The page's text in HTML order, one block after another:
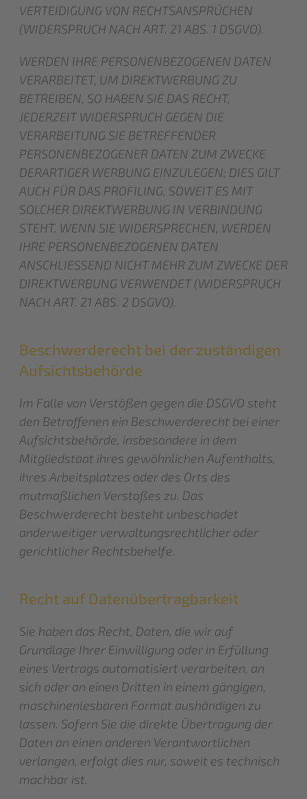
VERTEIDIGUNG VON RECHTSANSPRÜCHEN
(WIDERSPRUCH NACH ART. 21 ABS. 1 DSGVO).
WERDEN IHRE PERSONENBEZOGENEN DATEN
VERARBEITET, UM DIREKTWERBUNG ZU
BETREIBEN, SO HABEN SIE DAS RECHT,
JEDERZEIT WIDERSPRUCH GEGEN DIE
VERARBEITUNG SIE BETREFFENDER
PERSONENBEZOGENER DATEN ZUM ZWECKE
DERARTIGER WERBUNG EINZULEGEN; DIES GILT
AUCH FÜR DAS PROFILING, SOWEIT ES MIT
SOLCHER DIREKTWERBUNG IN VERBINDUNG
STEHT. WENN SIE WIDERSPRECHEN, WERDEN
IHRE PERSONENBEZOGENEN DATEN
ANSCHLIESSEND NICHT MEHR ZUM ZWECKE DER
DIREKTWERBUNG VERWENDET (WIDERSPRUCH
NACH ART. 21 ABS. 2 DSGVO).
Beschwerde­recht bei der zuständigen
Aufsichts­behörde
Im Falle von Verstößen gegen die DSGVO steht
den Betroffenen ein Beschwerderecht bei einer
Aufsichtsbehörde, insbesondere in dem
Mitgliedstaat ihres gewöhnlichen Aufenthalts,
ihres Arbeitsplatzes oder des Orts des
mutmaßlichen Verstoßes zu. Das
Beschwerderecht besteht unbeschadet
anderweitiger verwaltungsrechtlicher oder
gerichtlicher Rechtsbehelfe.
Recht auf Daten­übertrag­barkeit
Sie haben das Recht, Daten, die wir auf
Grundlage Ihrer Einwilligung oder in Erfüllung
eines Vertrags automatisiert verarbeiten, an
sich oder an einen Dritten in einem gängigen,
maschinenlesbaren Format aushändigen zu
lassen. Sofern Sie die direkte Übertragung der
Daten an einen anderen Verantwortlichen
verlangen, erfolgt dies nur, soweit es technisch
machbar ist.